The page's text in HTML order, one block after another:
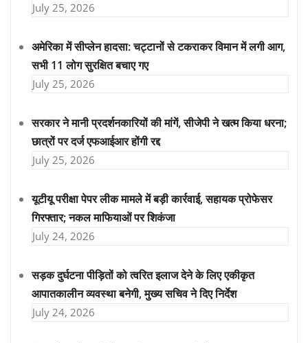
July 25, 2026
अमेरिका में सीप्लेन हादसा: चट्टानों से टकराकर विमान में लगी आग,
सभी 11 लोग सुरक्षित बचाए गए
July 25, 2026
सरकार ने मानी प्रदर्शनकारियों की मांगें, सीजेपी ने खत्म किया धरना;
छात्रों पर दर्ज एफआईआर होंगी रद्द
July 25, 2026
यूटीयू परीक्षा पेपर लीक मामले में बड़ी कार्रवाई, सहायक प्रोफेसर
गिरफ्तार; नकल माफियाओं पर शिकंजा
July 24, 2026
सड़क दुर्घटना पीड़ितों को त्वरित इलाज देने के लिए एकीकृत
आपातकालीन व्यवस्था बनेगी, मुख्य सचिव ने दिए निर्देश
July 24, 2026